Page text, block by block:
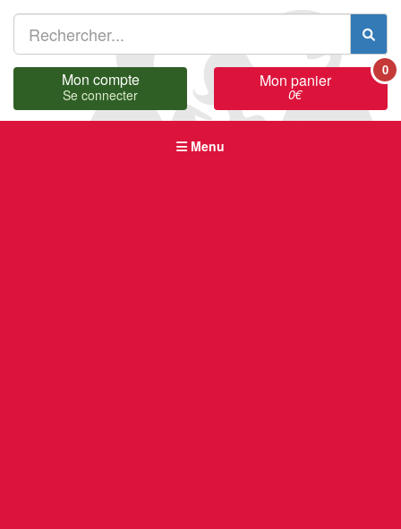
Mon compte
Se connecter
Mon panier
0€
0
Menu